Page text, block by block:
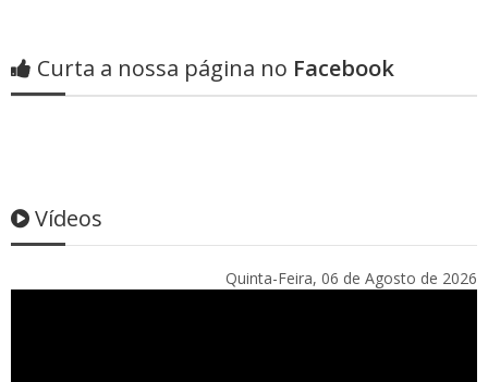
Curta a nossa página no Facebook
Vídeos
Quinta-Feira, 06 de Agosto de 2026